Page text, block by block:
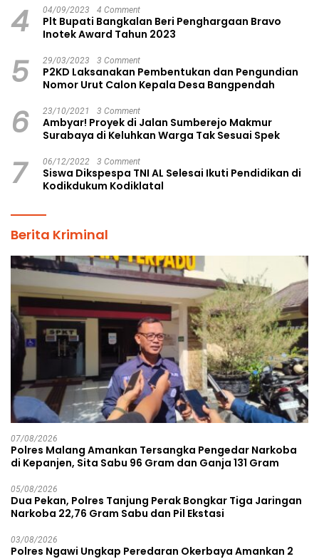
4 04/09/2023 4 Comment
Plt Bupati Bangkalan Beri Penghargaan Bravo
Inotek Award Tahun 2023
5 29/03/2023 3 Comment
P2KD Laksanakan Pembentukan dan Pengundian
Nomor Urut Calon Kepala Desa Bangpendah
6 23/10/2021 3 Comment
Ambyar! Proyek di Jalan Sumberejo Makmur
Surabaya di Keluhkan Warga Tak Sesuai Spek
7 06/12/2022 3 Comment
Siswa Dikspespa TNI AL Selesai Ikuti Pendidikan di
Kodikdukum Kodiklatal
Berita Kriminal
07/08/2026
Polres Malang Amankan Tersangka Pengedar Narkoba
di Kepanjen, Sita Sabu 96 Gram dan Ganja 131 Gram
05/08/2026
Dua Pekan, Polres Tanjung Perak Bongkar Tiga Jaringan
Narkoba 22,76 Gram Sabu dan Pil Ekstasi
03/08/2026
Polres Ngawi Ungkap Peredaran Okerbaya Amankan 2